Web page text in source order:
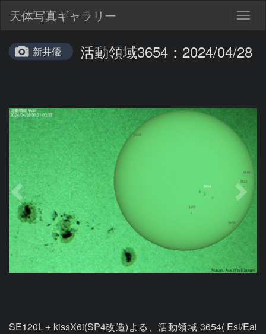
天体写真ギャラリー
新井優 活動領域3654：2024/04/28
SE120L＋kissX6i(SP4改造)よる、活動領域 3654( Esi/Eai